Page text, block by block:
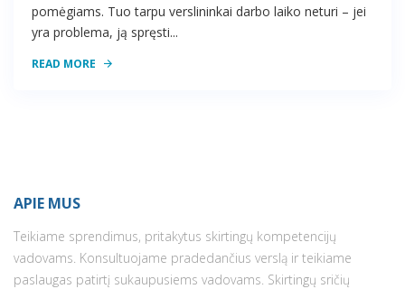
pomėgiams. Tuo tarpu verslininkai darbo laiko neturi – jei
yra problema, ją spręsti...
READ MORE
APIE MUS
Teikiame sprendimus, pritakytus skirtingų kompetencijų
vadovams. Konsultuojame pradedančius verslą ir teikiame
paslaugas patirtį sukaupusiems vadovams. Skirtingų sričių